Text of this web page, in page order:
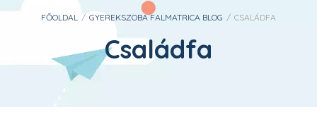
FŐOLDAL / GYEREKSZOBA FALMATRICA BLOG / CSALÁDFA
Családfa